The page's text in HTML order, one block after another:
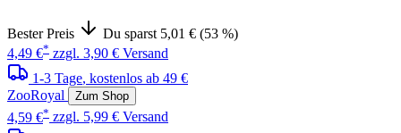
Bester Preis
Du sparst 5,01 € (53 %)
4,49 €* zzgl. 3,90 € Versand
1-3 Tage, kostenlos ab 49 €
ZooRoyal
Zum Shop
4,59 €* zzgl. 5,99 € Versand